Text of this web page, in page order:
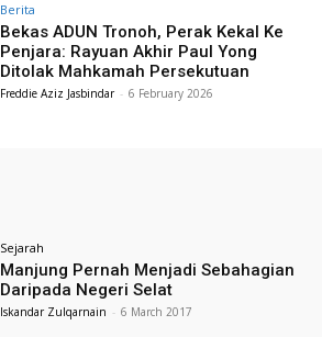
Berita
Bekas ADUN Tronoh, Perak Kekal Ke
Penjara: Rayuan Akhir Paul Yong
Ditolak Mahkamah Persekutuan
Freddie Aziz Jasbindar - 6 February 2026
Sejarah
Manjung Pernah Menjadi Sebahagian
Daripada Negeri Selat
Iskandar Zulqarnain - 6 March 2017